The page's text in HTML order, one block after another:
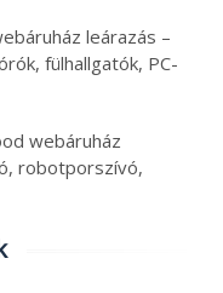
leárazás –
fülhallgatók, PC-
webáruház
robotporszívó,